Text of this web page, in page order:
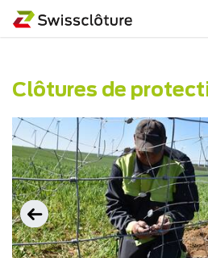
Clôtures de